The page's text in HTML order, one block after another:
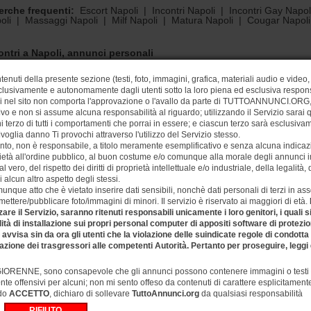
frequenti: Escort Napoli | Incontri Napoli | Incontri Gay
| Massaggi Napoli | Milf Napoli | Matura Napoli | Cougar Napoli
a Napoli, annunci personali
Napoli è il sito web perfetto per trovare o avere un
di annunci di incontri gratuiti a Napoli. Trovi la giusta
annunci di incontri: Donna cerca uomo, Uomo cerca donna,
categoria preferita e cerca il tuo annuncio ideale a Napoli.
e sesso a Napoli
personali per passare del tempo in piacevole compagnia. Sei
conoscenza? Su TuttoAnnunci.org Incontri puoi realizzare i tuoi
con cui realizzare i tuoi desideri e con cui trasgredire. Scegli il
tanti incontri a Napoli, guarda i nostri annunci e scopri nuove persone
a Napoli
gratuiti a Napoli per incontri: donna cerca uomo, uomo cerca donna, uomo
ed incontri a Napoli. Pubblica il tuo annuncio gratuito per trovare l'anima
Napoli - incontri - annunci - annunci trans - annunci donne - annunci coppie
- annunci ragazze - annunci adulti - annunci girl
della presente sezione (testi, foto, immagini, grafica, materiali audio e video,
e autonomamente dagli utenti sotto la loro piena ed esclusiva
nel sito non comporta l'approvazione o l'avallo da parte di
e non si assume alcuna responsabilità al riguardo; utilizzando il Servizio sarai
terzo di tutti i comportamenti che porrai in essere; e ciascun terzo sarà
danno Ti provochi attraverso l'utilizzo del Servizio stesso.
non è responsabile, a titolo meramente esemplificativo e senza alcuna
all'ordine pubblico, al buon costume e/o comunque alla morale degli annunci
vero, del rispetto dei diritti di proprietà intellettuale e/o industriale, della legalità,
altro aspetto degli stessi.
atto che è vietato inserire dati sensibili, nonchè dati personali di terzi in
pubblicare foto/immagini di minori. Il servizio è riservato ai maggiori di età.
il Servizio, saranno ritenuti responsabili unicamente i loro genitori, i quali
di installazione sui propri personal computer di appositi software di
avvisa sin da ora gli utenti che la violazione delle suindicate regole di
dei trasgressori alle competenti Autorità. Pertanto per proseguire, leggi
sono consapevole che gli annunci possono contenere immagini o testi
offensivi per alcuni; non mi sento offeso da contenuti di carattere
ACCETTO, dichiaro di sollevare TuttoAnnunci.orgda qualsiasi responsabilità